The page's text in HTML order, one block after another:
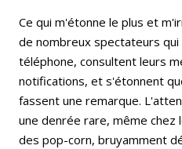
Ce qui m'étonne le plus et
de nombreux spectateurs
téléphone, consultent leurs
notifications, et s'étonnent
fassent une remarque.
une denrée rare, même chez
des pop-corn, bruyamment